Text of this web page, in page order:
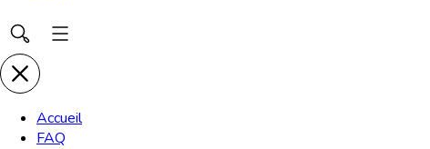
Accueil
FAQ